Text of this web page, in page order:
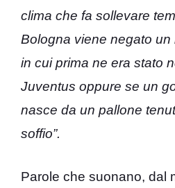
clima che fa sollevare
Bologna viene negato un
in cui prima ne era stato
Juventus oppure se un
nasce da un pallone
soffio”.
Parole che suonano, dal